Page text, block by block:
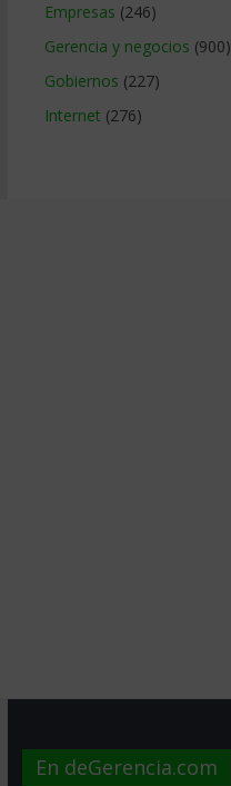
Empresas (246)
Gerencia y negocios (900)
Gobiernos (227)
Internet (276)
En deGerencia.com